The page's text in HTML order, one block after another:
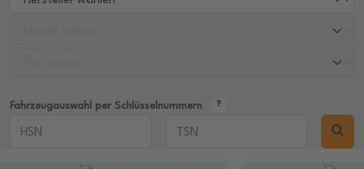
Fahrzeugauswahl per Schlüsselnummern